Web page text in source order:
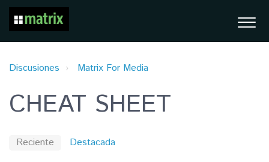
Discusiones Matrix For Media
CHEAT SHEET
Reciente Destacada